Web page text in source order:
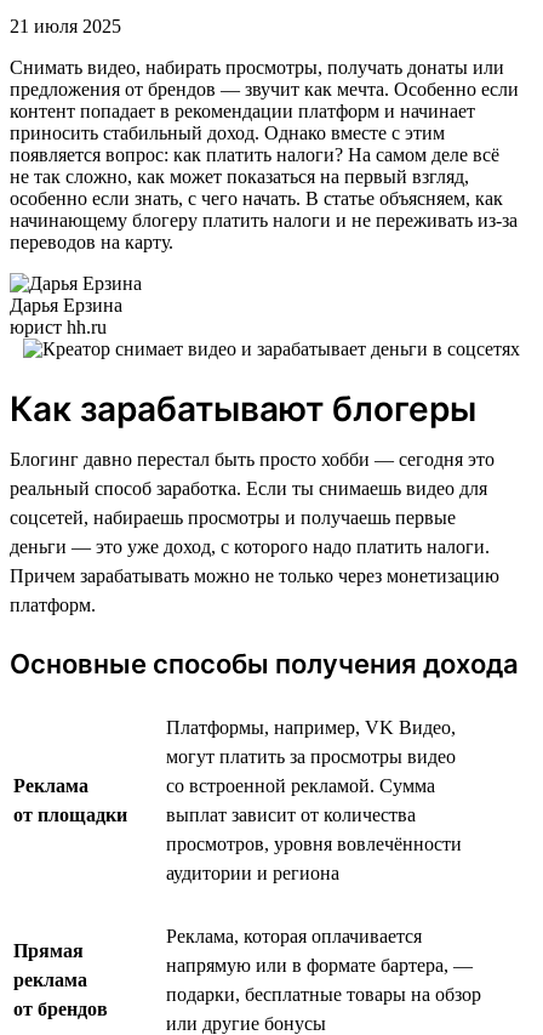
21 июля 2025
Снимать видео, набирать просмотры, получать донаты или
предложения от брендов — звучит как мечта. Особенно если
контент попадает в рекомендации платформ и начинает
приносить стабильный доход. Однако вместе с этим
появляется вопрос: как платить налоги? На самом деле всё
не так сложно, как может показаться на первый взгляд,
особенно если знать, с чего начать. В статье объясняем, как
начинающему блогеру платить налоги и не переживать из-за
переводов на карту.
Дарья Ерзина
юрист hh.ru
Как зарабатывают блогеры
Блогинг давно перестал быть просто хобби — сегодня это
реальный способ заработка. Если ты снимаешь видео для
соцсетей, набираешь просмотры и получаешь первые
деньги — это уже доход, с которого надо платить налоги.
Причем зарабатывать можно не только через монетизацию
платформ.
Основные способы получения дохода
Реклама
от площадки
Платформы, например, VK Видео,
могут платить за просмотры видео
со встроенной рекламой. Сумма
выплат зависит от количества
просмотров, уровня вовлечённости
аудитории и региона
Прямая
реклама
от брендов
Реклама, которая оплачивается
напрямую или в формате бартера, —
подарки, бесплатные товары на обзор
или другие бонусы